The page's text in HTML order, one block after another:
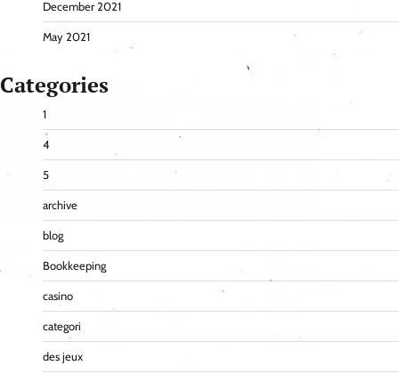
December 2021
May 2021
Categories
1
4
5
archive
blog
Bookkeeping
casino
categori
des jeux